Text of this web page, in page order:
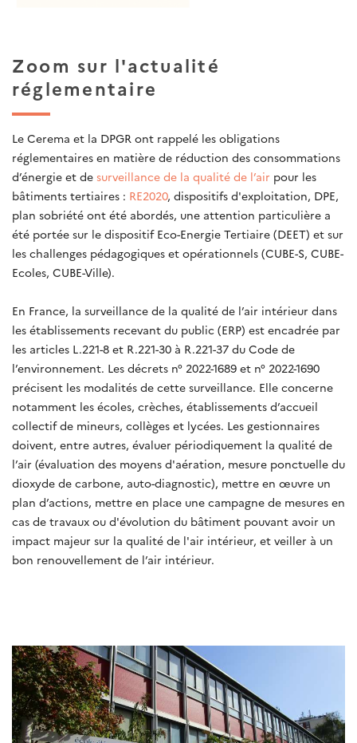
Zoom sur l'actualité
réglementaire
Le Cerema et la DPGR ont rappelé les obligations
réglementaires en matière de réduction des consommations
d’énergie et de surveillance de la qualité de l’air pour les
bâtiments tertiaires : RE2020, dispositifs d'exploitation, DPE,
plan sobriété ont été abordés, une attention particulière a
été portée sur le dispositif Eco-Energie Tertiaire (DEET) et sur
les challenges pédagogiques et opérationnels (CUBE-S, CUBE-
Ecoles, CUBE-Ville).
En France, la surveillance de la qualité de l’air intérieur dans
les établissements recevant du public (ERP) est encadrée par
les articles L.221-8 et R.221-30 à R.221-37 du Code de
l’environnement. Les décrets n° 2022-1689 et n° 2022-1690
précisent les modalités de cette surveillance. Elle concerne
notamment les écoles, crèches, établissements d’accueil
collectif de mineurs, collèges et lycées. Les gestionnaires
doivent, entre autres, évaluer périodiquement la qualité de
l’air (évaluation des moyens d'aération, mesure ponctuelle du
dioxyde de carbone, auto-diagnostic), mettre en œuvre un
plan d’actions, mettre en place une campagne de mesures en
cas de travaux ou d'évolution du bâtiment pouvant avoir un
impact majeur sur la qualité de l'air intérieur, et veiller à un
bon renouvellement de l’air intérieur.